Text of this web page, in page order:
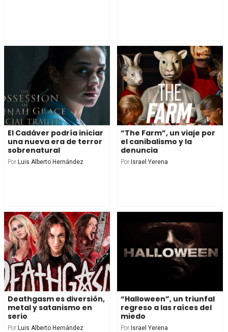
El Cadáver podría iniciar
una nueva era de terror
sobrenatural
Por Luis Alberto Hernández
“The Farm”, un viaje por
el canibalismo y la
denuncia
Por Israel Yerena
Deathgasm es diversión,
metal y satanismo en
serio
Por Luis Alberto Hernández
“Halloween”, un triunfal
regreso a las raíces del
miedo
Por Israel Yerena